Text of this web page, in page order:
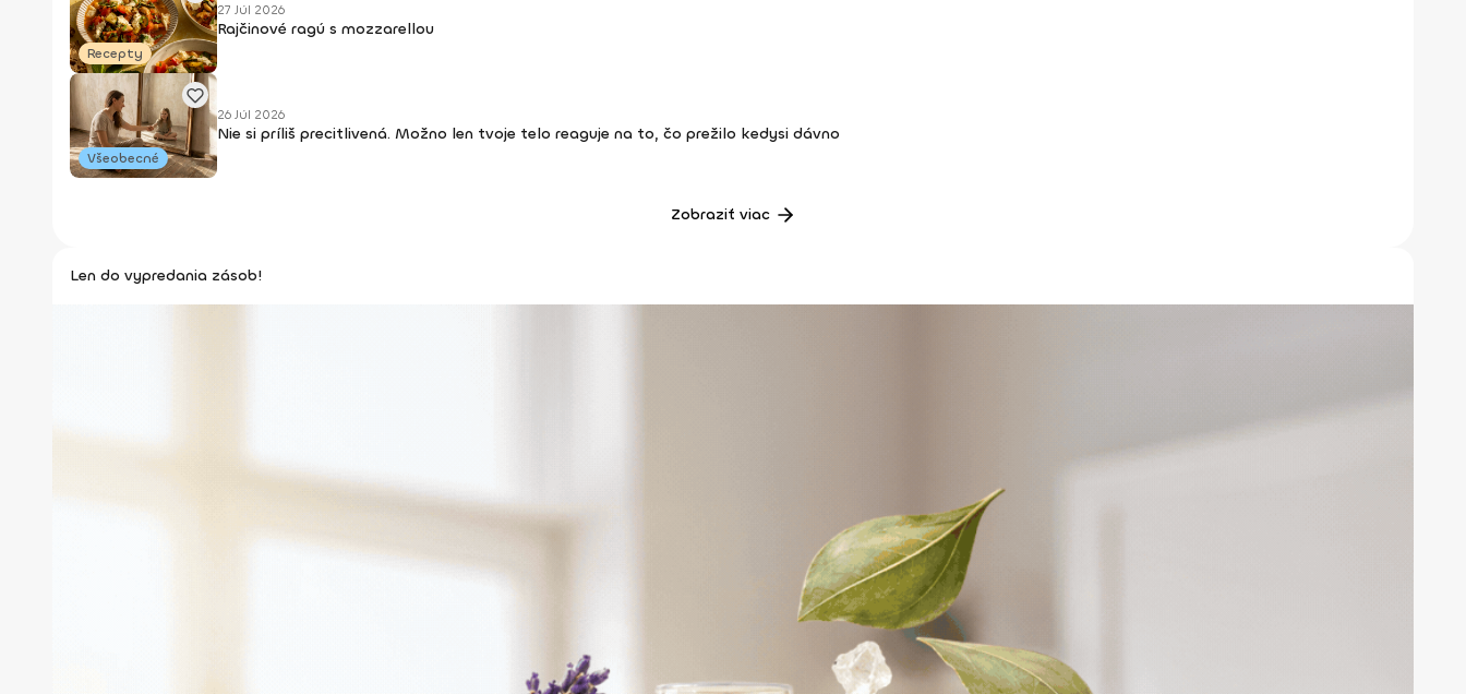
Recepty
27 Júl 2026
Rajčinové ragú s mozzarellou
Všeobecné
26 Júl 2026
Nie si príliš precitlivená. Možno len tvoje telo reaguje na to, čo prežilo kedysi dávno
Zobraziť viac
Len do vypredania zásob!